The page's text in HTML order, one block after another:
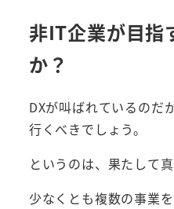
非IT企業が目指
か？
DXが叫ばれているのだ
行くべきでしょう。
というのは、果たして
少なくとも複数の事業